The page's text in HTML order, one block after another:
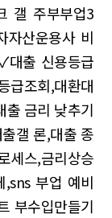
갤 주부부업3
자산운용사 비
대출 신용등급
급조회,대환대
금리 낮추기
갤 론,대출 종
세스,금리상승
,sns 부업 예비
부수입만들기